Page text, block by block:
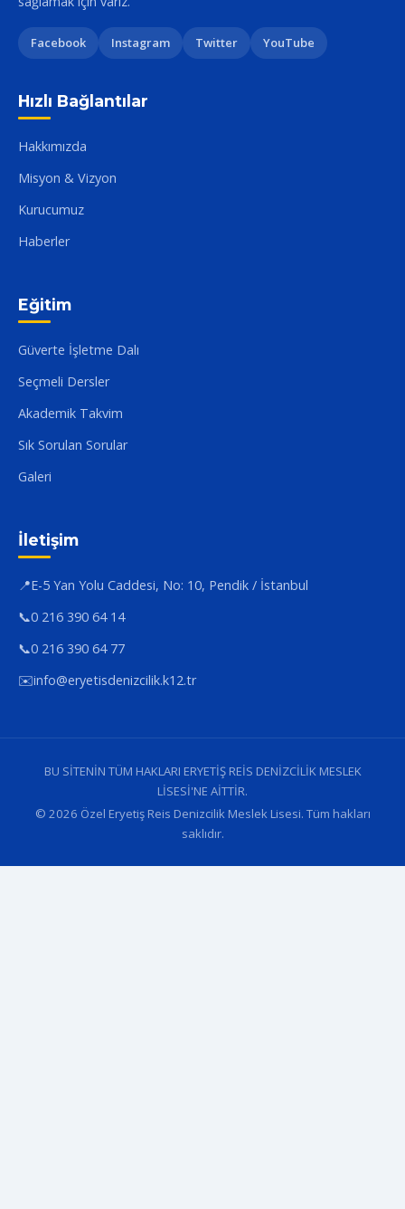
Facebook Instagram Twitter YouTube
Hızlı Bağlantılar
Hakkımızda
Misyon & Vizyon
Kurucumuz
Haberler
Eğitim
Güverte İşletme Dalı
Seçmeli Dersler
Akademik Takvim
Sık Sorulan Sorular
Galeri
İletişim
📍E-5 Yan Yolu Caddesi, No: 10, Pendik / İstanbul
📞0 216 390 64 14
📞0 216 390 64 77
✉️info@eryetisdenizcilik.k12.tr
BU SİTENİN TÜM HAKLARI ERYETİŞ REİS DENİZCİLİK MESLEK
LİSESİ'NE AİTTİR.
© 2026 Özel Eryetiş Reis Denizcilik Meslek Lisesi. Tüm hakları
saklıdır.